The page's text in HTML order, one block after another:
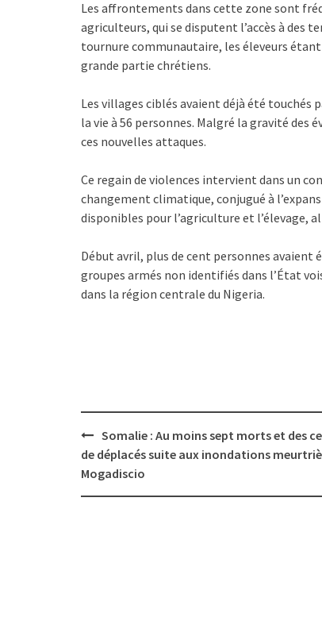
Les affrontements dans cette zone sont
agriculteurs, qui se disputent l’accès à des
tournure communautaire, les éleveurs
grande partie chrétiens.
Les villages ciblés avaient déjà été touchés
la vie à 56 personnes. Malgré la gravité des
ces nouvelles attaques.
Ce regain de violences intervient dans un
changement climatique, conjugué à
disponibles pour l’agriculture et l’élevage,
Début avril, plus de cent personnes avaient
groupes armés non identifiés dans l’État
dans la région centrale du Nigeria.
Post
navigation
Somalie : Au moins sept morts et des
de déplacés suite aux inondations
Mogadiscio